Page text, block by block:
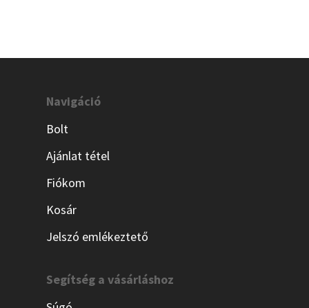
Navigáció
Bolt
Ajánlat tétel
Fiókom
Kosár
Jelszó emlékeztető
Segítség a vásárláshoz